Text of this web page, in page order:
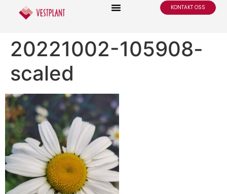
KONTAKT OSS
20221002-105908-
scaled